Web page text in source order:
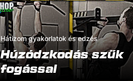
Hátizom gyakorlatok és edzés
Húzódzkodás szűk
fogással